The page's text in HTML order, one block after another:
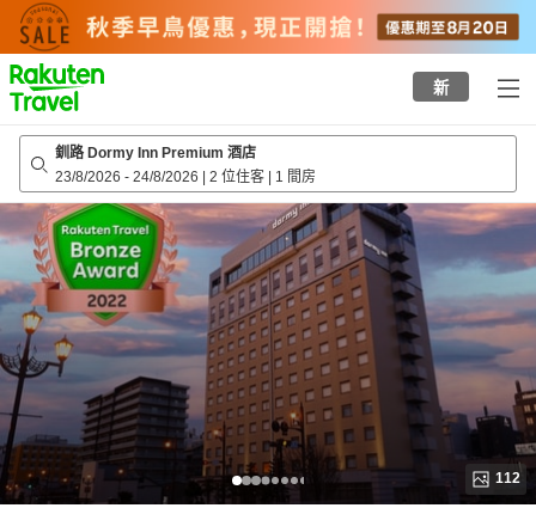
to
top
page
新
釧路 Dormy Inn Premium 酒店
23/8/2026 - 24/8/2026 | 2 位住客 | 1 間房
112